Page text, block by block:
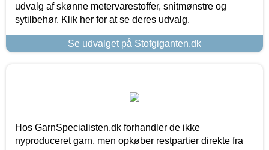
udvalg af skønne metervarestoffer, snitmønstre og
sytilbehør. Klik her for at se deres udvalg.
Se udvalget på Stofgiganten.dk
Hos GarnSpecialisten.dk forhandler de ikke
nyproduceret garn, men opkøber restpartier direkte fra